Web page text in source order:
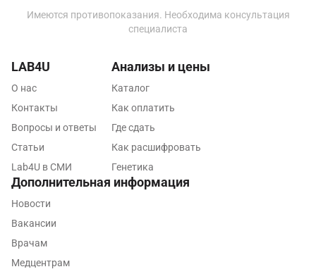
Тамбов
Тольятти
Тосно
Тула
Тюмень
Уфа
Имеются противопоказания. Необходима консультация
специалиста
LAB4U
О нас
Контакты
Вопросы и ответы
Статьи
Lab4U в СМИ
Анализы и цены
Каталог
Как оплатить
Где сдать
Как расшифровать
Генетика
Дополнительная информация
Новости
Вакансии
Врачам
Медцентрам